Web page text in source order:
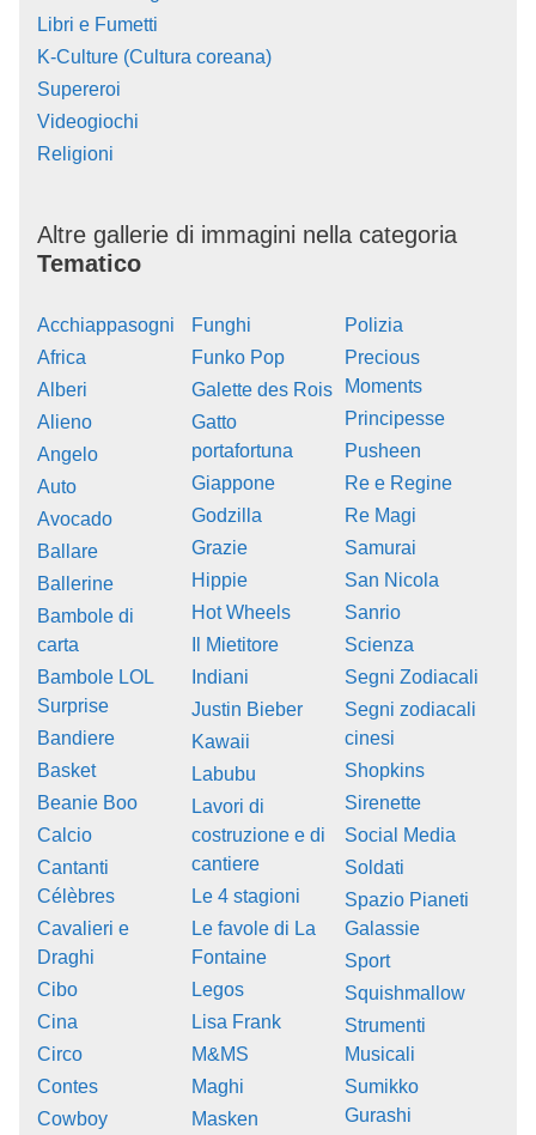
Libri e Fumetti
K-Culture (Cultura coreana)
Supereroi
Videogiochi
Religioni
Altre gallerie di immagini nella categoria
Tematico
Acchiappasogni
Africa
Alberi
Alieno
Angelo
Auto
Avocado
Ballare
Ballerine
Bambole di
carta
Bambole LOL
Surprise
Bandiere
Basket
Beanie Boo
Calcio
Cantanti
Célèbres
Cavalieri e
Draghi
Cibo
Cina
Circo
Contes
Cowboy
Funghi
Funko Pop
Galette des Rois
Gatto
portafortuna
Giappone
Godzilla
Grazie
Hippie
Hot Wheels
Il Mietitore
Indiani
Justin Bieber
Kawaii
Labubu
Lavori di
costruzione e di
cantiere
Le 4 stagioni
Le favole di La
Fontaine
Legos
Lisa Frank
M&MS
Maghi
Masken
Polizia
Precious
Moments
Principesse
Pusheen
Re e Regine
Re Magi
Samurai
San Nicola
Sanrio
Scienza
Segni Zodiacali
Segni zodiacali
cinesi
Shopkins
Sirenette
Social Media
Soldati
Spazio Pianeti
Galassie
Sport
Squishmallow
Strumenti
Musicali
Sumikko
Gurashi